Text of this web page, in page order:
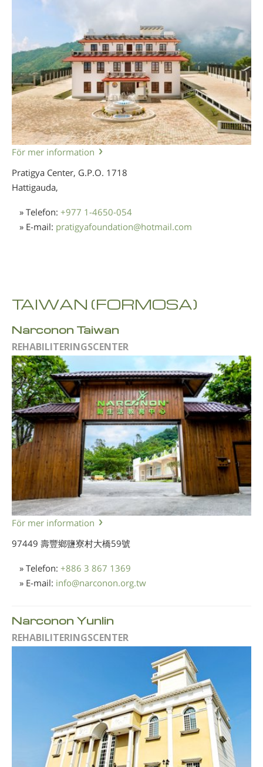
För mer information
Pratigya Center, G.P.O. 1718
Hattigauda,
» Telefon: +977 1-4650-054
» E-mail: pratigyafoundation@hotmail.com
TAIWAN (FORMOSA)
Narconon Taiwan
REHABILITERINGSCENTER
För mer information
97449 壽豐鄉鹽寮村大橋59號
» Telefon: +886 3 867 1369
» E-mail: info@narconon.org.tw
Narconon Yunlin
REHABILITERINGSCENTER